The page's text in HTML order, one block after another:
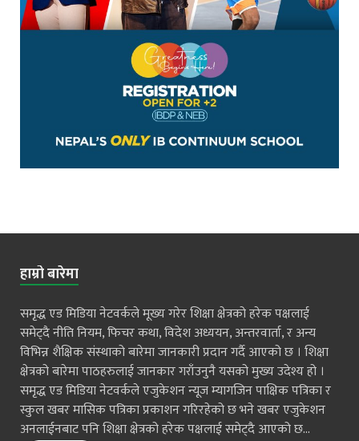
हाम्रो बारेमा
समृद्ध एड मिडिया नेटवर्कले मूख्य गरेर शिक्षा क्षेत्रको हरेक पक्षलाई
समेट्दै नीति नियम, फिचर कथा, विदेश अध्ययन, अन्तरवार्ता, र अन्य
विभिन्न शैक्षिक संस्थाको बारेमा जानकारी प्रदान गर्दै आएको छ । शिक्षा
क्षेत्रको बारेमा पाठहरुलाई जानकार गराँउनुनै यसको मुख्य उदेश्य हो ।
समृद्ध एड मिडिया नेटवर्कले एजुकेशन न्यूज म्यागजिन पाक्षिक पत्रिका र
स्कुल खबर मासिक पत्रिका प्रकाशन गरिरहेको छ भने खबर एजुकेशन
अनलाईनबाट पनि शिक्षा क्षेत्रको हरेक पक्षलाई समेट्दै आएको छ...